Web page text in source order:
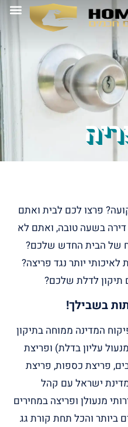
פרצו לכם לבית ואתם
בשעה טובה, ואתם לא
של הבית החדש שלכם?
יותר נגד פריצה?
תיקון לדלת שלכם?
בשבילך!
המדינה ממוחה בתיקון
עליון בדלת) ופריצת
פריצת כספות, פריצת
ישראל עם קהל
מנעולן ופריצה במחירים
ביותר והכל תחת קורת גג